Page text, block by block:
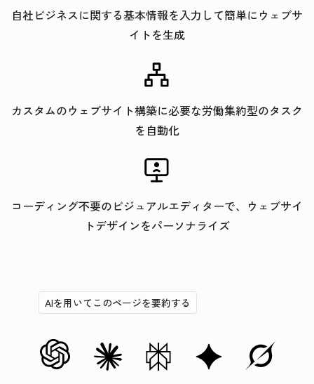
自社ビジネスに関する基本情報を入力して簡単にウェブサ
イトを生成
カスタムのウェブサイト構築に必要な労働集約型のタスク
を自動化
コーディング不要のビジュアルエディターで、ウェブサイ
トデザインをパーソナライズ
AIを用いてこのページを要約する